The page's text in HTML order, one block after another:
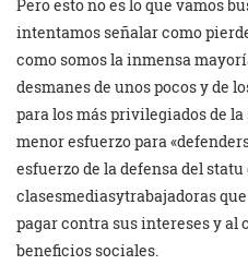
Pero esto no es lo que vamos
intentamos señalar como
como somos la inmensa
desmanes de unos pocos y de
para los más privilegiados de
menor esfuerzo para
esfuerzo de la defensa del statu
clasesmediasytrabajadoras
pagar contra sus intereses y al
beneficios sociales.